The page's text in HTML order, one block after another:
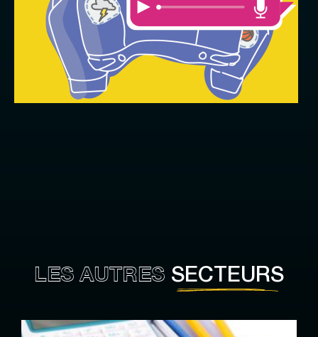
LES AUTRES SECTEURS